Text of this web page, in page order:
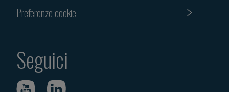
Preferenze cookie
Seguici